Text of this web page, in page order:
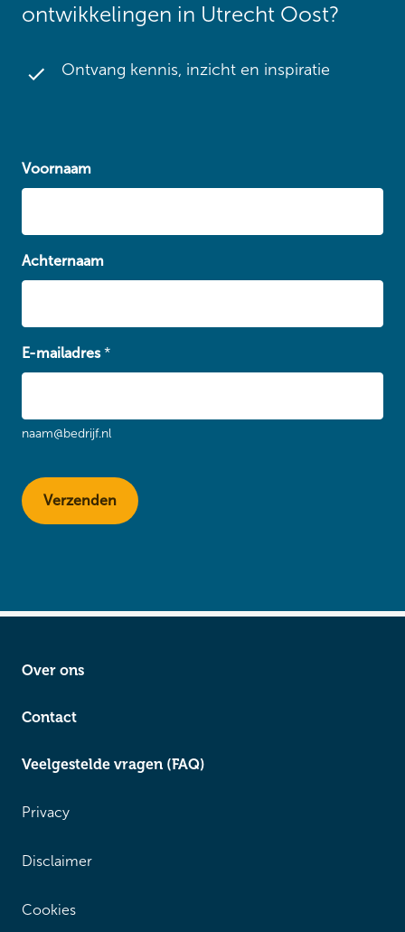
ontwikkelingen in Utrecht Oost?
Ontvang kennis, inzicht en inspiratie
Voornaam
Achternaam
E-mailadres*
naam@bedrijf.nl
Over ons
Contact
Veelgestelde vragen (FAQ)
Privacy
Disclaimer
Cookies